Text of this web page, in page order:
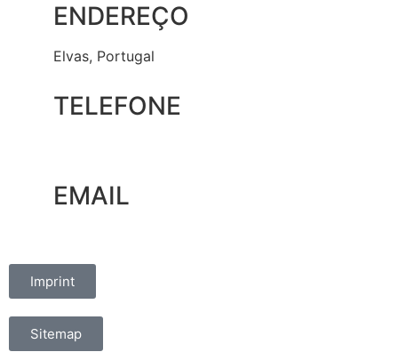
ENDEREÇO
Elvas, Portugal
TELEFONE
EMAIL
Imprint
Sitemap